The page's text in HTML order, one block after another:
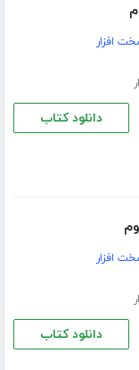
افزار
دانلود کتاب
افزار
دانلود کتاب